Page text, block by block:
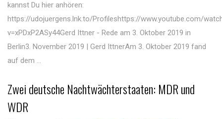
kannst Du hier anhören:
https://udojuergens.lnk.to/Profileshttps://www.youtube.com/
v=xPDxP2ASy44Gerd Ittner - Rede am 3. Oktober 2019 in
Berlin3. November 2019 | Gerd IttnerAm 3. Oktober 2019 fand
auf dem ...
Zwei deutsche Nachtwächterstaaten: MDR und
WDR